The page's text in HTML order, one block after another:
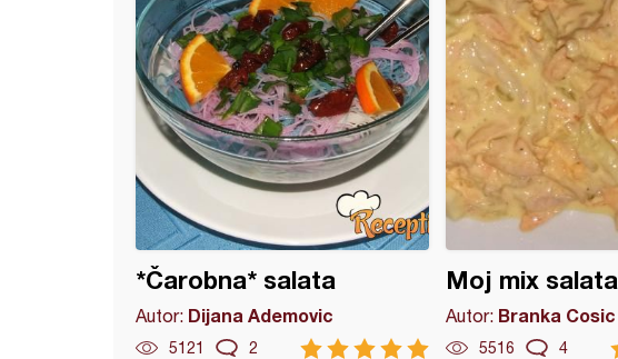
*Čarobna* salata
Autor: Dijana Ademovic
5121 2
Moj mix salata
Autor: Branka Cosic
5516 4